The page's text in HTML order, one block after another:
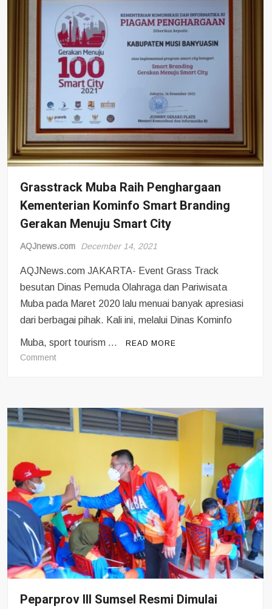
Grasstrack Muba Raih Penghargaan
Kementerian Kominfo Smart Branding
Gerakan Menuju Smart City
AQJnews.com December 14, 2021
AQJNews.com JAKARTA- Event Grass Track
besutan Dinas Pemuda Olahraga dan Pariwisata
Muba pada Maret 2020 lalu menuai banyak apresiasi
dari berbagai pihak. Kali ini, melalui Dinas Kominfo
Muba, sport tourism … READ MORE
Commenton
Penghargaan
Kementerian
Gerakan
Menuju
Smart
City
Peparprov III Sumsel Resmi Dimulai